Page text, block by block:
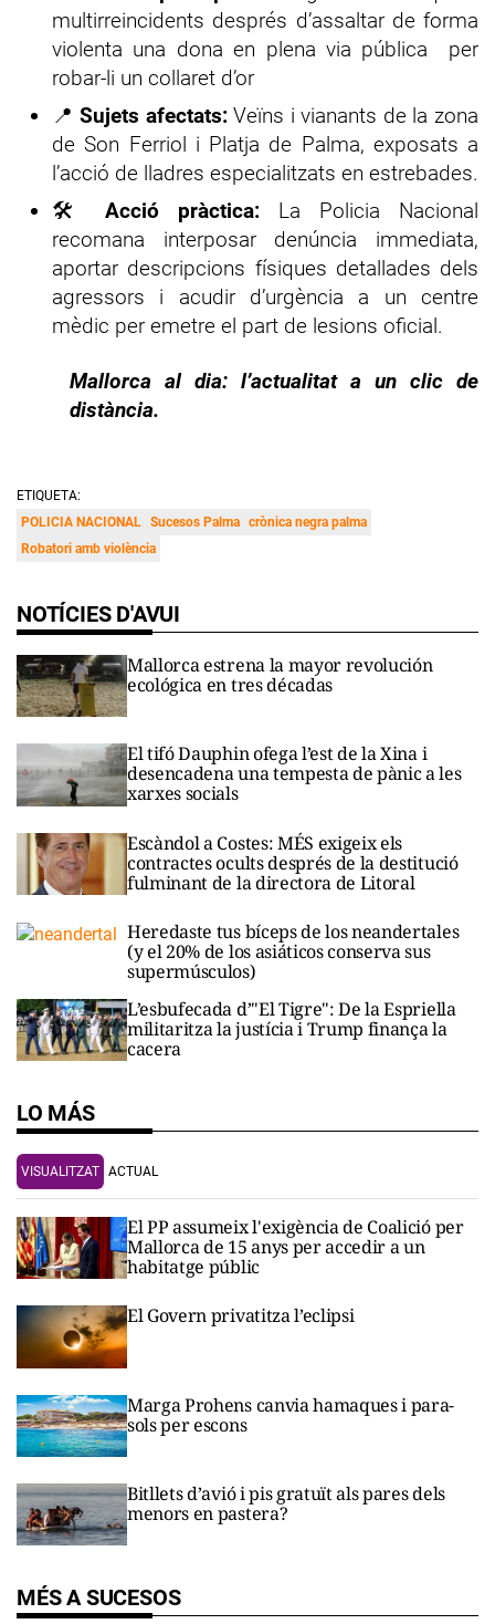
multirreincidents després d’assaltar de forma
violenta una dona en plena via pública per
robar-li un collaret d’or
📍Sujets afectats:Veïns i vianants de la zona
de Son Ferriol i Platja de Palma, exposats a
l’acció de lladres especialitzats en estrebades.
🛠️ Acció pràctica: La Policia Nacional
recomana interposar denúncia immediata,
aportar descripcions físiques detallades dels
agressors i acudir d’urgència a un centre
mèdic per emetre el part de lesions oficial.
Mallorca al dia: l’actualitat a un clic de
distància.
ETIQUETA:
POLICIA NACIONAL Sucesos Palma crònica negra palma
Robatori amb violència
NOTÍCIES D'AVUI
Mallorca estrena la mayor revolución
ecológica en tres décadas
El tifó Dauphin ofega l’est de la Xina i
desencadena una tempesta de pànic a les
xarxes socials
Escàndol a Costes: MÉS exigeix els
contractes ocults després de la destitució
fulminant de la directora de Litoral
Heredaste tus bíceps de los neandertales
(y el 20% de los asiáticos conserva sus
supermúsculos)
L’esbufecada d’"El Tigre": De la Espriella
militaritza la justícia i Trump finança la
cacera
LO MÁS
VISUALITZAT ACTUAL
El PP assumeix l'exigència de Coalició per
Mallorca de 15 anys per accedir a un
habitatge públic
El Govern privatitza l’eclipsi
Marga Prohens canvia hamaques i para-
sols per escons
Bitllets d’avió i pis gratuït als pares dels
menors en pastera?
MÉS A SUCESOS